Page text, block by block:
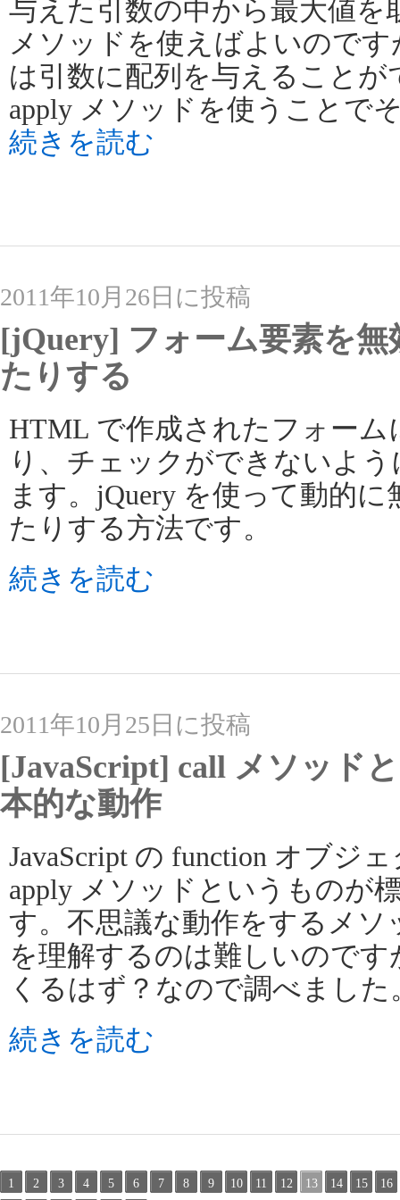
与えた引数の中から最大値を
メソッドを使えばよいのです
は引数に配列を与えること
apply メソッドを使うことで
続きを読む
2011年10月26日に投稿
[jQuery] フォーム要素を
たりする
HTML で作成されたフォー
り、チェックができないよ
ます。jQuery を使って動的
たりする方法です。
続きを読む
2011年10月25日に投稿
[JavaScript] call メソッド
本的な動作
JavaScript の function オブジ
apply メソッドというものが
す。不思議な動作をするメ
を理解するのは難しいので
くるはず？なので調べました
続きを読む
1 2 3 4 5 6 7 8 9 10 11 12 13 14 15 16